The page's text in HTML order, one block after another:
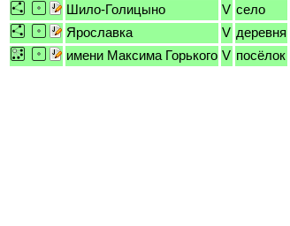
Шило-Голицыно
V село
Ярославка
V деревня
имени Максима Горького V посёлок